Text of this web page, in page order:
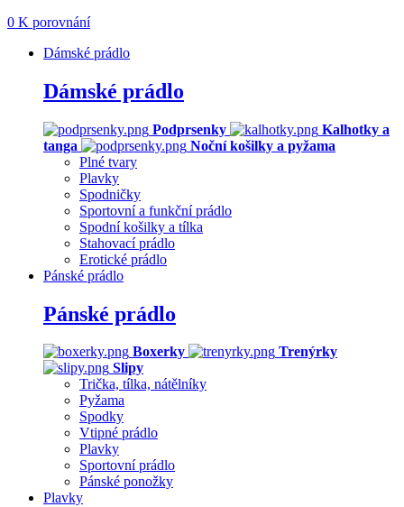
0 K porovnání
Dámské prádlo
Dámské prádlo
Podprsenky
Kalhotky a
tanga
Noční košilky a pyžama
Plné tvary
Plavky
Spodničky
Sportovní a funkční prádlo
Spodní košilky a tílka
Stahovací prádlo
Erotické prádlo
Pánské prádlo
Pánské prádlo
Boxerky
Trenýrky
Slipy
Trička, tílka, nátělníky
Pyžama
Spodky
Vtipné prádlo
Plavky
Sportovní prádlo
Pánské ponožky
Plavky